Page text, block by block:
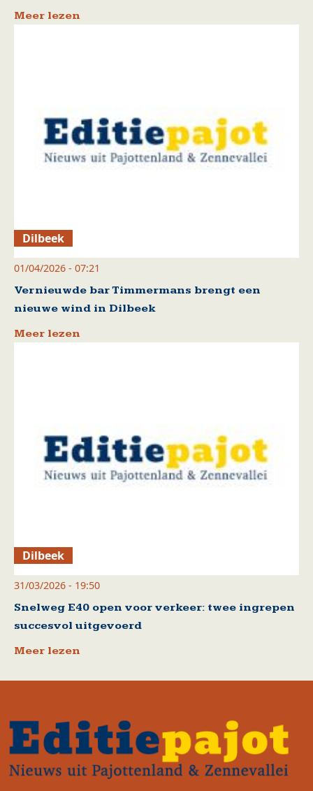
Meer lezen
Dilbeek
01/04/2026 - 07:21
Vernieuwde bar Timmermans brengt een
nieuwe wind in Dilbeek
Meer lezen
Dilbeek
31/03/2026 - 19:50
Snelweg E40 open voor verkeer: twee ingrepen
succesvol uitgevoerd
Meer lezen